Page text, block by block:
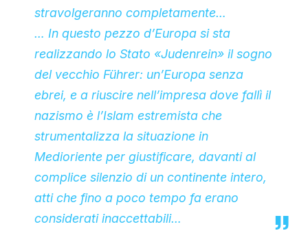
stravolgeranno completamente…
… In questo pezzo d’Europa si sta
realizzando lo Stato «Judenrein» il sogno
del vecchio Führer: un’Europa senza
ebrei, e a riuscire nell’impresa dove fallì il
nazismo è l’Islam estremista che
strumentalizza la situazione in
Medioriente per giustificare, davanti al
complice silenzio di un continente intero,
atti che fino a poco tempo fa erano
considerati inaccettabili…